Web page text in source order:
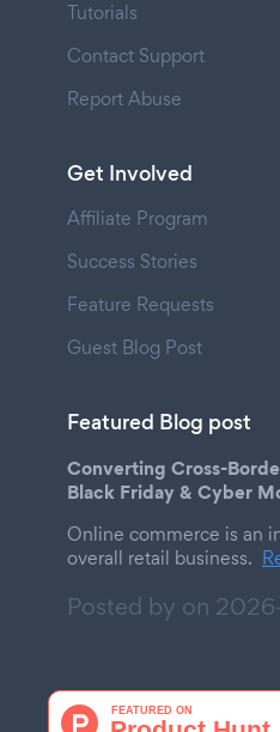
Tutorials
Contact Support
Report Abuse
Get Involved
Affiliate Program
Success Stories
Feature Requests
Guest Blog Post
Featured Blog post
Converting Cross-
Black Friday & Cyber
Online commerce is an
overall retail business.
Posted by on